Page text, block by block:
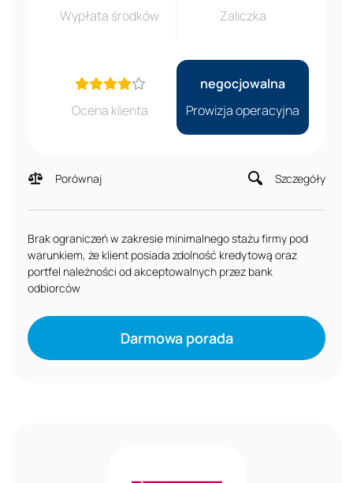
Wypłata środków
Zaliczka
Ocena klienta
negocjowalna
Prowizja operacyjna
Porównaj Szczegóły
Brak ograniczeń w zakresie minimalnego stażu firmy pod
warunkiem, że klient posiada zdolność kredytową oraz
portfel należności od akceptowalnych przez bank
odbiorców
Darmowa porada